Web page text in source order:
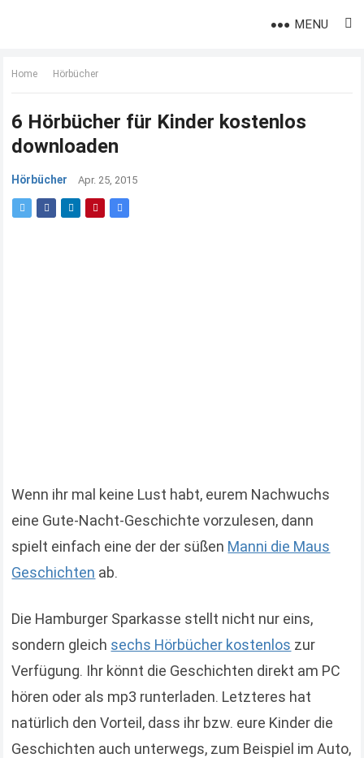
MENU
Home Hörbücher
6 Hörbücher für Kinder kostenlos
downloaden
Hörbücher Apr. 25, 2015
Wenn ihr mal keine Lust habt, eurem Nachwuchs
eine Gute-Nacht-Geschichte vorzulesen, dann
spielt einfach eine der der süßen Manni die Maus
Geschichten ab.
Die Hamburger Sparkasse stellt nicht nur eins,
sondern gleich sechs Hörbücher kostenlos zur
Verfügung. Ihr könnt die Geschichten direkt am PC
hören oder als mp3 runterladen. Letzteres hat
natürlich den Vorteil, dass ihr bzw. eure Kinder die
Geschichten auch unterwegs, zum Beispiel im Auto,